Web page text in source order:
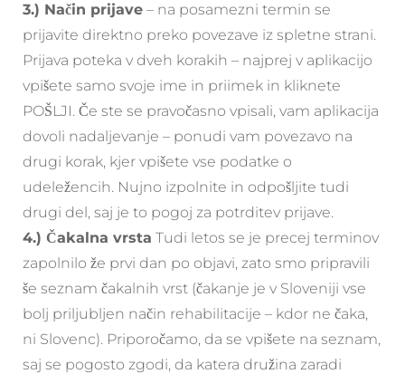
3.) Način prijave – na posamezni termin se
prijavite direktno preko povezave iz spletne strani.
Prijava poteka v dveh korakih – najprej v aplikacijo
vpišete samo svoje ime in priimek in kliknete
POŠLJI. Če ste se pravočasno vpisali, vam aplikacija
dovoli nadaljevanje – ponudi vam povezavo na
drugi korak, kjer vpišete vse podatke o
udeležencih. Nujno izpolnite in odpošljite tudi
drugi del, saj je to pogoj za potrditev prijave.
4.) Čakalna vrsta Tudi letos se je precej terminov
zapolnilo že prvi dan po objavi, zato smo pripravili
še seznam čakalnih vrst (čakanje je v Sloveniji vse
bolj priljubljen način rehabilitacije – kdor ne čaka,
ni Slovenc). Priporočamo, da se vpišete na seznam,
saj se pogosto zgodi, da katera družina zaradi